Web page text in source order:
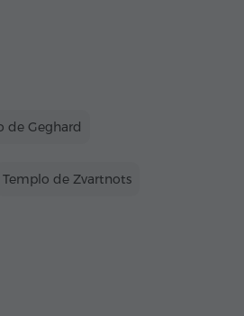
de Geghard
Templo de Zvartnots